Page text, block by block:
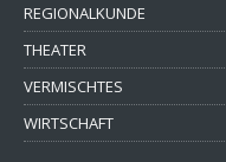
REGIONALKUNDE
THEATER
VERMISCHTES
WIRTSCHAFT